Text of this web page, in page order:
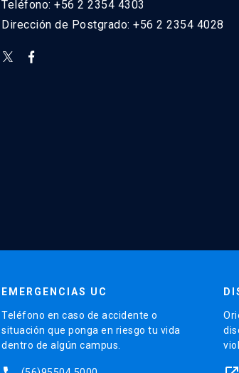
Teléfono: +56 2 2354 4303
Dirección de Postgrado: +56 2 2354 4028
EMERGENCIAS UC
Teléfono en caso de accidente o
situación que ponga en riesgo tu vida
dentro de algún campus.